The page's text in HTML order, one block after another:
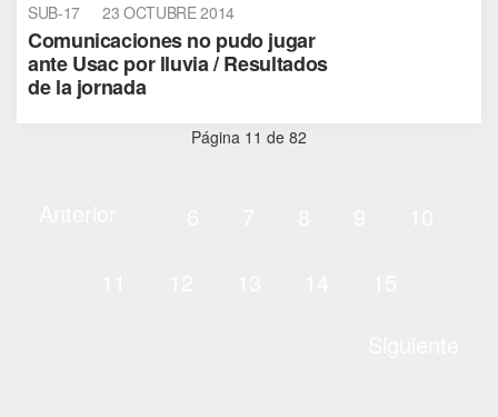
SUB-17 23 OCTUBRE 2014
Comunicaciones no pudo jugar
ante Usac por lluvia / Resultados
de la jornada
Página 11 de 82